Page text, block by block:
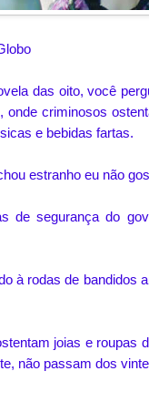
das oito, você
onde criminosos
e bebidas fartas.
estranho eu não
de segurança do
à rodas de bandidos
joias e
não passam dos